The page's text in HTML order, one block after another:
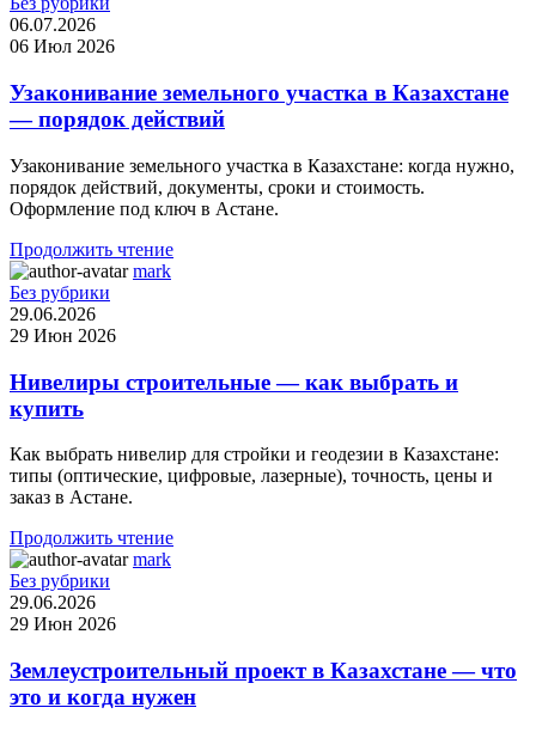
06.07.2026
06 Июл 2026
Узаконивание земельного участка в Казахстане
— порядок действий
Узаконивание земельного участка в Казахстане: когда нужно,
порядок действий, документы, сроки и стоимость.
Оформление под ключ в Астане.
Продолжить чтение
mark
Без рубрики
29.06.2026
29 Июн 2026
Нивелиры строительные — как выбрать и
купить
Как выбрать нивелир для стройки и геодезии в Казахстане:
типы (оптические, цифровые, лазерные), точность, цены и
заказ в Астане.
Продолжить чтение
mark
Без рубрики
29.06.2026
29 Июн 2026
Землеустроительный проект в Казахстане — что
это и когда нужен